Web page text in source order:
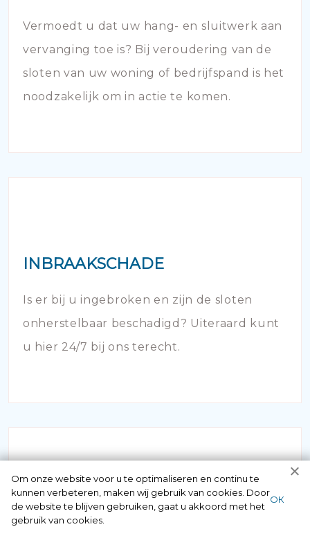
Vermoedt u dat uw hang- en sluitwerk aan
vervanging toe is? Bij veroudering van de
sloten van uw woning of bedrijfspand is het
noodzakelijk om in actie te komen.
INBRAAKSCHADE
Is er bij u ingebroken en zijn de sloten
onherstelbaar beschadigd? Uiteraard kunt
u hier 24/7 bij ons terecht.
NOODOPENING AUTO
Om onze website voor u te optimaliseren en continu te
kunnen verbeteren, maken wij gebruik van cookies. Door
de website te blijven gebruiken, gaat u akkoord met het
gebruik van cookies.
ОК